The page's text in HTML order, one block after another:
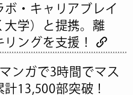
・キャリアブレイ
大学）と提携。離
ングを支援！
ンガで3時間でマス
13,500部突破！